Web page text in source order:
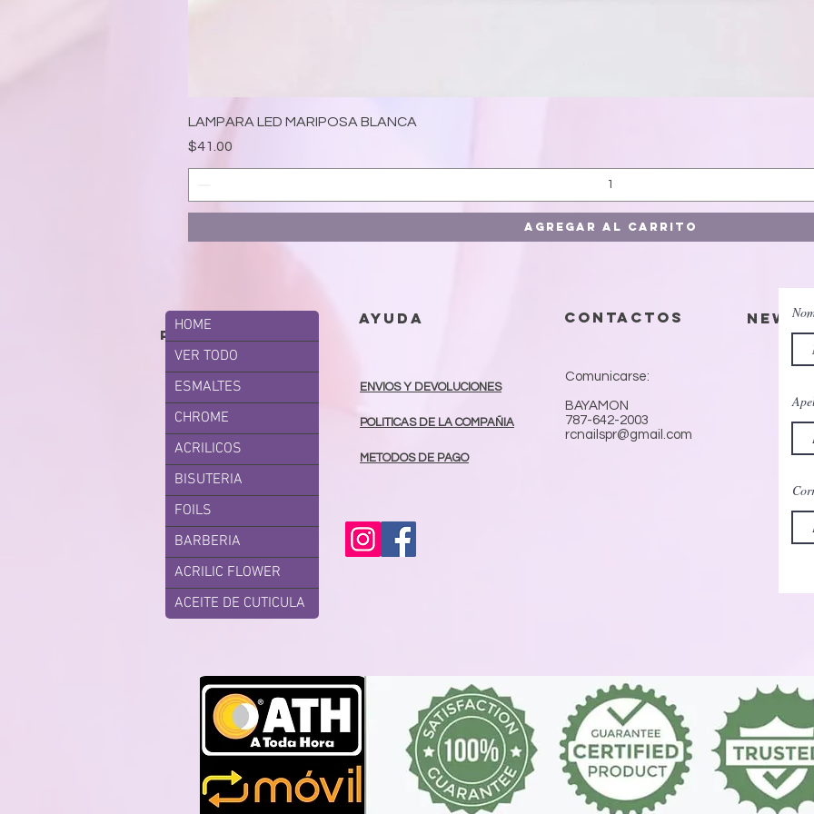
LAMPARA LED MARIPOSA BLANCA
Precio
$41.00
Agregar al carrito
productos
HOME
VER TODO
ESMALTES
CHROME
ACRILICOS
BISUTERIA
FOILS
BARBERIA
ACRILIC FLOWER
ACEITE DE CUTICULA
ayuda
ENVIOS Y DEVOLUCIONES
POLITICAS DE LA COMPAÑIA
METODOS DE PAGO
contactos
Comunicarse:
BAYAMON
787-642-2003
rcnailspr@gmail.com